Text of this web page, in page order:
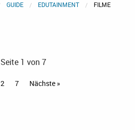
GUIDE EDUTAINMENT FILME
Seite 1 von 7
2 7 Nächste »